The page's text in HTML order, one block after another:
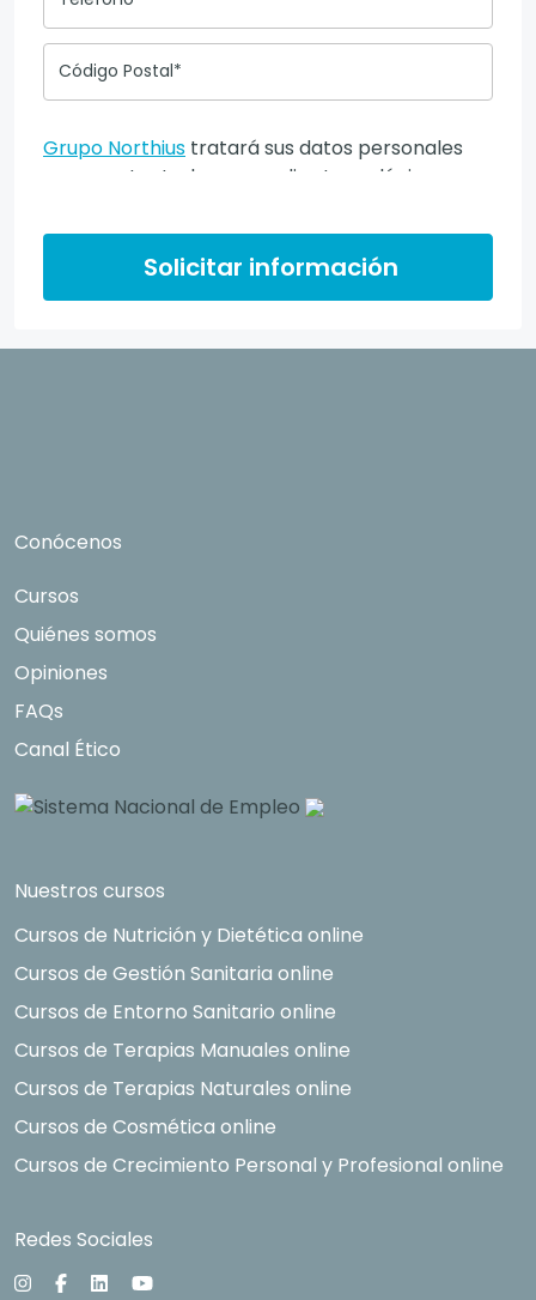
Código Postal*
Grupo Northius tratará sus datos personales
para contactarle por medios tecnológicos,
con el fin de ofrecerle información del
programa formativo seleccionado o de otros
directamente relacionados con el interés
contratación correspondiente. Compartiremos
y como se explica en la
Solicitar información
Conócenos
Cursos
Quiénes somos
Opiniones
FAQs
Canal Ético
Nuestros cursos
Cursos de Nutrición y Dietética online
Cursos de Gestión Sanitaria online
Cursos de Entorno Sanitario online
Cursos de Terapias Manuales online
Cursos de Terapias Naturales online
Cursos de Cosmética online
Cursos de Crecimiento Personal y Profesional online
Redes Sociales